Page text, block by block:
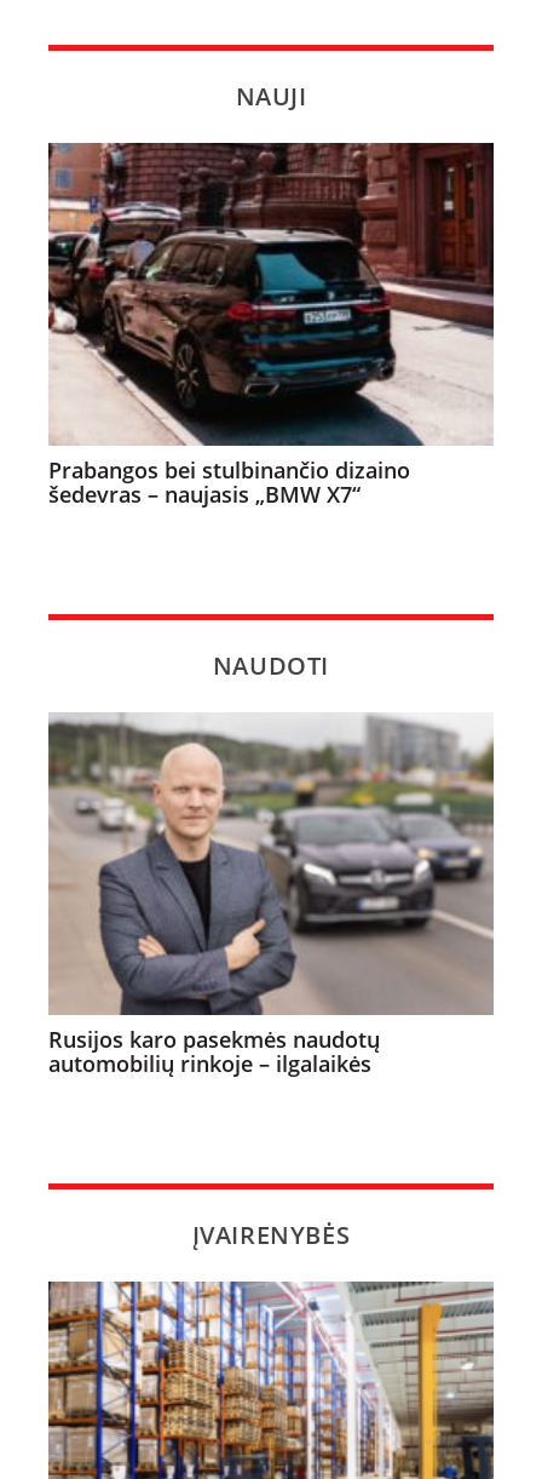
NAUJI
Prabangos bei stulbinančio dizaino
šedevras – naujasis „BMW X7“
NAUDOTI
Rusijos karo pasekmės naudotų
automobilių rinkoje – ilgalaikės
ĮVAIRENYBĖS